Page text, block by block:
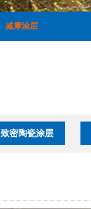
减摩涂层
致密陶瓷涂层